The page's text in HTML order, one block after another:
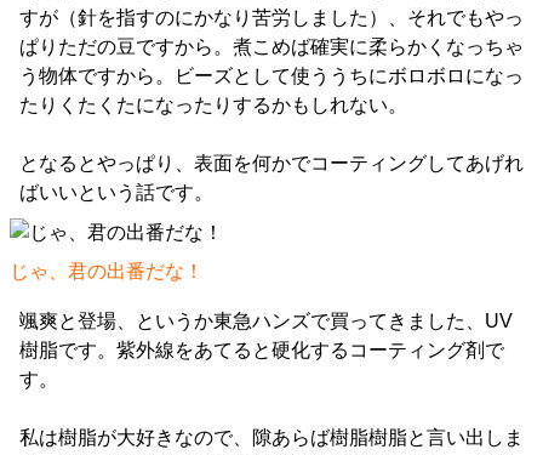
すが（針を指すのにかなり苦労しました）、それでもやっ
ぱりただの豆ですから。煮こめば確実に柔らかくなっちゃ
う物体ですから。ビーズとして使ううちにボロボロになっ
たりくたくたになったりするかもしれない。
となるとやっぱり、表面を何かでコーティングしてあげれ
ばいいという話です。
じゃ、君の出番だな！
颯爽と登場、というか東急ハンズで買ってきました、UV
樹脂です。紫外線をあてると硬化するコーティング剤で
す。
私は樹脂が大好きなので、隙あらば樹脂樹脂と言い出しま